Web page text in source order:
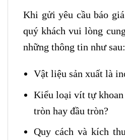
Khi gửi yêu cầu báo
quý khách vui lòng
những thông tin như sau:
Vật liệu sản xuất là
Kiểu loại vít tự khoan
tròn hay đầu tròn?
Quy cách và kích